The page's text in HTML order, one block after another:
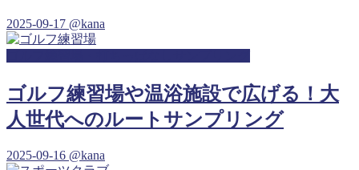
2025-09-17 @kana
ゴルフ練習場や温浴施設で広げる！大
人世代へのルートサンプリング
2025-09-16 @kana